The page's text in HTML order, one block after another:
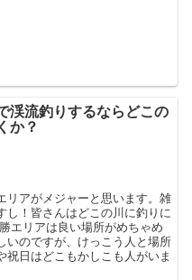
渓流釣りするならどこの
か？
リアがメジャーと思います。雑
し！皆さんはどこの川に釣りに
エリアは良い場所がめちゃめ
いのですが、けっこう人と場所
日はどこもかしこも人がいま